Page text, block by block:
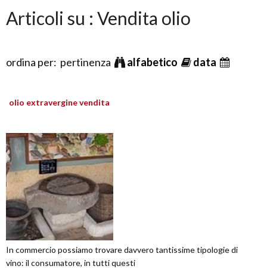
Articoli su : Vendita olio
ordina per: pertinenza alfabetico data
olio extravergine vendita
In commercio possiamo trovare davvero tantissime tipologie di
vino: il consumatore, in tutti questi